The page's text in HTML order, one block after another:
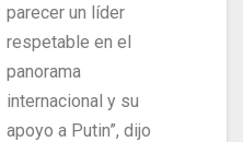
parecer un líder
respetable en el
panorama
internacional y su
apoyo a Putin”, dijo